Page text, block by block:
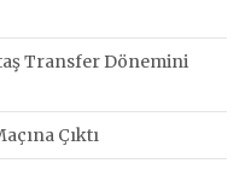
Transfer Dönemini
Çıktı